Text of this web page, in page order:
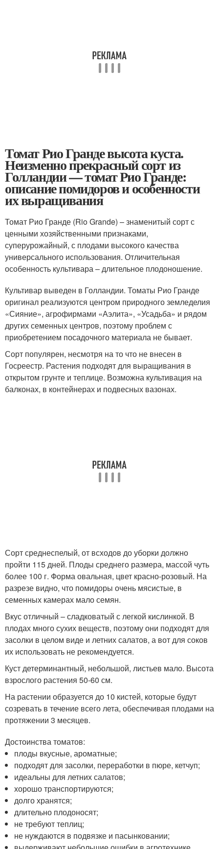
Томат Рио Гранде высота куста.
Неизменно прекрасный сорт из
Голландии — томат Рио Гранде:
описание помидоров и особенности
их выращивания
Томат Рио Гранде (Rio Grande) – знаменитый сорт с
ценными хозяйственными признаками,
суперурожайный, с плодами высокого качества
универсального использования. Отличительная
особенность культивара – длительное плодоношение.
Культивар выведен в Голландии. Томаты Рио Гранде
оригинал реализуются центром природного земледелия
«Сияние», агрофирмами «Аэлита», «Усадьба» и рядом
других семенных центров, поэтому проблем с
приобретением посадочного материала не бывает.
Сорт популярен, несмотря на то что не внесен в
Госреестр. Растения подходят для выращивания в
открытом грунте и теплице. Возможна культивация на
балконах, в контейнерах и подвесных вазонах.
Сорт среднеспелый, от всходов до уборки должно
пройти 115 дней. Плоды среднего размера, массой чуть
более 100 г. Форма овальная, цвет красно-розовый. На
разрезе видно, что помидоры очень мясистые, в
семенных камерах мало семян.
Вкус отличный – сладковатый с легкой кислинкой. В
плодах много сухих веществ, поэтому они подходят для
засолки в целом виде и летних салатов, а вот для соков
их использовать не рекомендуется.
Куст детерминантный, небольшой, листьев мало. Высота
взрослого растения 50-60 см.
На растении образуется до 10 кистей, которые будут
созревать в течение всего лета, обеспечивая плодами на
протяжении 3 месяцев.
Достоинства томатов:
плоды вкусные, ароматные;
подходят для засолки, переработки в пюре, кетчуп;
идеальны для летних салатов;
хорошо транспортируются;
долго хранятся;
длительно плодоносят;
не требуют теплиц;
не нуждаются в подвязке и пасынковании;